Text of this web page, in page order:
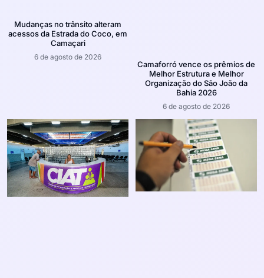
Mudanças no trânsito alteram
acessos da Estrada do Coco, em
Camaçari
6 de agosto de 2026
Camaforró vence os prêmios de
Melhor Estrutura e Melhor
Organização do São João da
Bahia 2026
6 de agosto de 2026